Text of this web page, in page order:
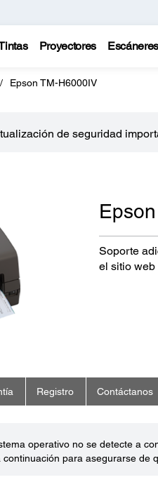
Proyectores Escáneres
Epson TM-H6000IV
de seguridad
Soporte
el sitio web
Registro Contáctanos
operativo no se detecte a
para asegurarse de